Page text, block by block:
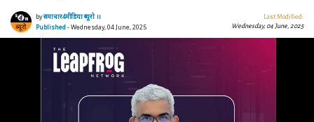
byसमाचार4मीडिया ब्यूरो ।।
Published- Wednesday, 04 June, 2025
Last Modified:
Wednesday, 04 June, 2025